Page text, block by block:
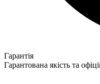
Гарантія
Гарантована якість та